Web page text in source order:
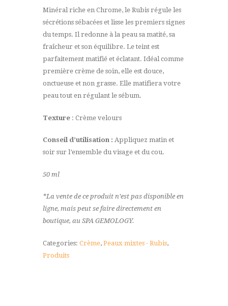
Minéral riche en Chrome, le Rubis régule les
sécrétions sébacées et lisse les premiers signes
du temps. Il redonne à la peau sa matité, sa
fraîcheur et son équilibre. Le teint est
parfaitement matifié et éclatant. Idéal comme
première crème de soin, elle est douce,
onctueuse et non grasse. Elle matifiera votre
peau tout en régulant le sébum.
Texture : Crème velours
Conseil d’utilisation : Appliquez matin et
soir sur l’ensemble du visage et du cou.
50 ml
*La vente de ce produit n’est pas disponible en
ligne, mais peut se faire directement en
boutique, au SPA GEMOLOGY.
Categories: Crème, Peaux mixtes - Rubis,
Produits